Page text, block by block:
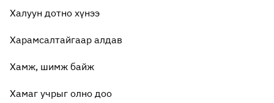
Халуун дотно хүнээ
Харамсалтайгаар алдав
Хамж, шимж байж
Хамаг учрыг олно доо